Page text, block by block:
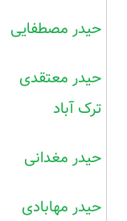
حیدر مصطفایی
حیدر معتقدی
ترک آباد
حیدر مغدانی
حیدر مهابادی